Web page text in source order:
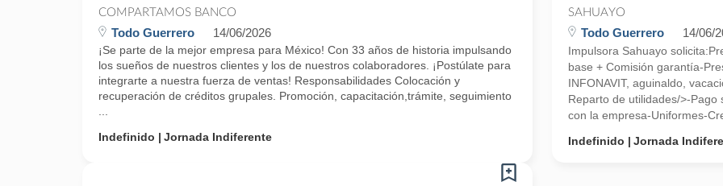
COMPARTAMOS BANCO
Todo Guerrero 14/06/2026
¡Se parte de la mejor empresa para México! Con 33 años de historia impulsando
los sueños de nuestros clientes y los de nuestros colaboradores. ¡Postúlate para
integrarte a nuestra fuerza de ventas! Responsabilidades Colocación y
recuperación de créditos grupales. Promoción, capacitación,trámite, seguimiento
Indefinido
Jornada Indiferente
SAHUAYO
Todo Guerrero 14/06/
Impulsora Sahuayo
base + Comisión garantía-
INFONAVIT, aguinaldo,
Reparto de utilidades/>-
con la empresa-Uniformes-
Indefinido
Jornada